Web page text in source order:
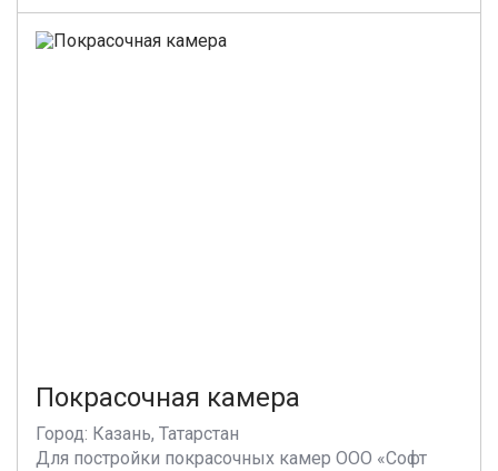
Покрасочная камера
Город: Казань, Татарстан
Для постройки покрасочных камер ООО «Софт